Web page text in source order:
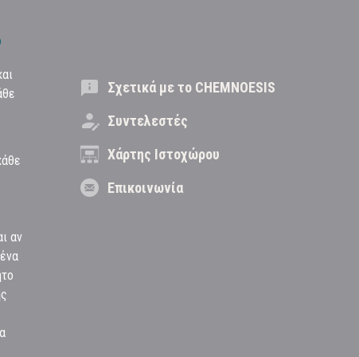
αν
Σχετικά με το CHEMNOESIS
Συντελεστές
Χάρτης Ιστοχώρου
Επικοινωνία